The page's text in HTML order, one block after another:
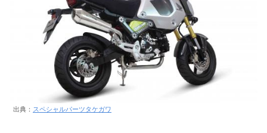
出典： スペシャルパーツタケガワ